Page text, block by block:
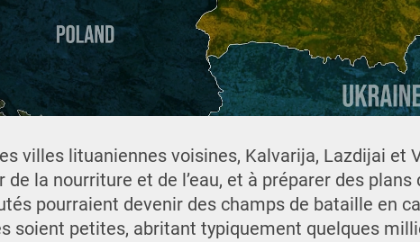
villes lituaniennes voisines, Kalvarija, Lazdijai et
la nourriture et de l’eau, et à préparer des plans
pourraient devenir des champs de bataille en
soient petites, abritant typiquement quelques